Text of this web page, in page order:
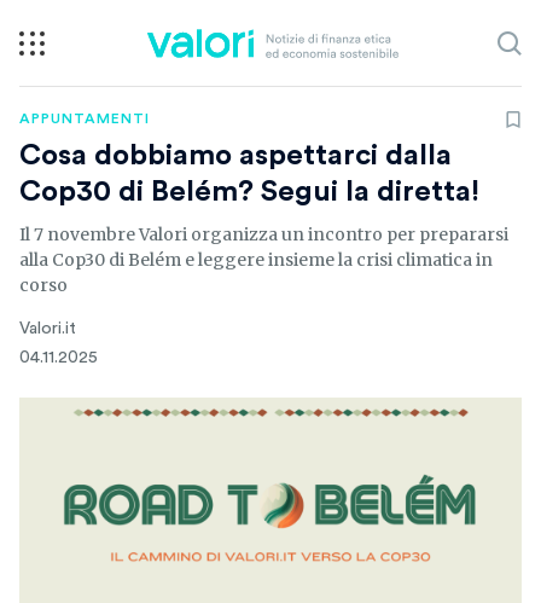
APPUNTAMENTI
Cosa dobbiamo aspettarci dalla
Cop30 di Belém? Segui la diretta!
Il 7 novembre Valori organizza un incontro per prepararsi
alla Cop30 di Belém e leggere insieme la crisi climatica in
corso
Valori.it
04.11.2025